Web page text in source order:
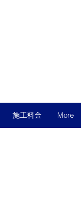
施工料金 More